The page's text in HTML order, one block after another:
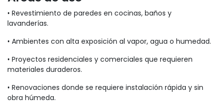
• Revestimiento de paredes en cocinas, baños y
lavanderías.
• Ambientes con alta exposición al vapor, agua o humedad.
• Proyectos residenciales y comerciales que requieren
materiales duraderos.
• Renovaciones donde se requiere instalación rápida y sin
obra húmeda.